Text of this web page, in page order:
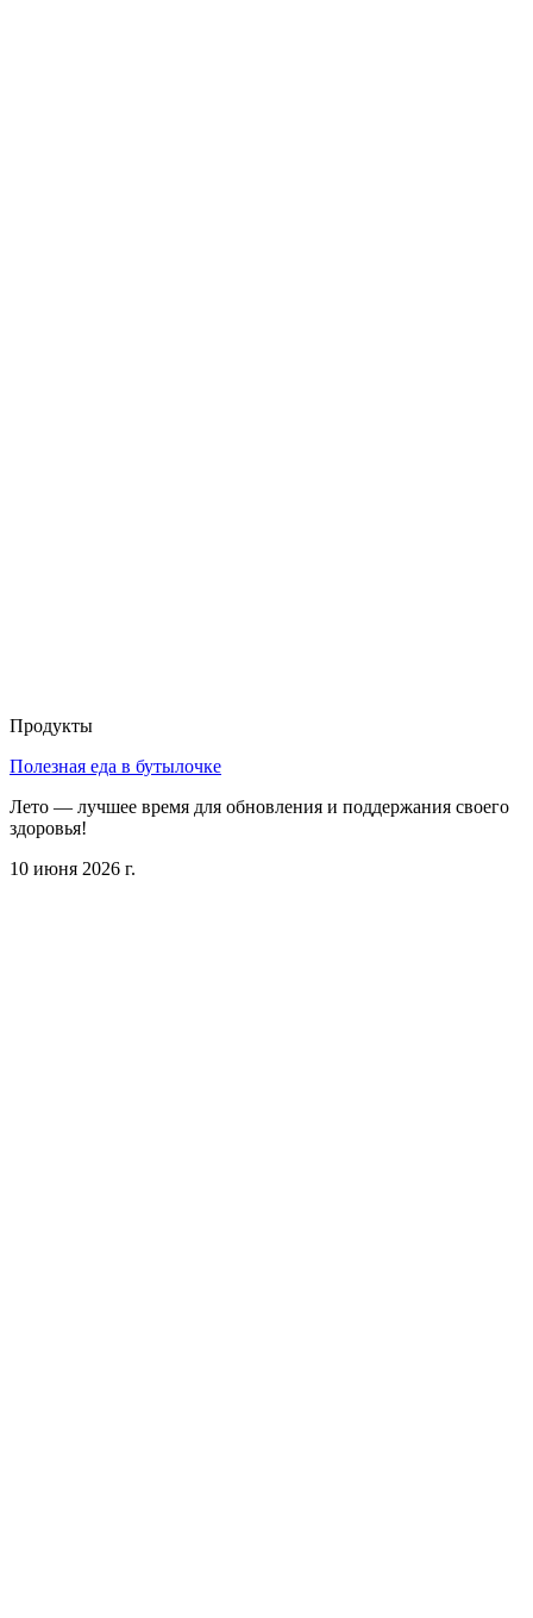
Продукты
Полезная еда в бутылочке
Лето — лучшее время для обновления и поддержания своего
здоровья!
10 июня 2026 г.